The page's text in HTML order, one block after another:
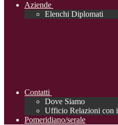
Aziende
Elenchi Diplomati
Contatti
Dove Siamo
Ufficio Relazioni con
Pomeridiano/serale